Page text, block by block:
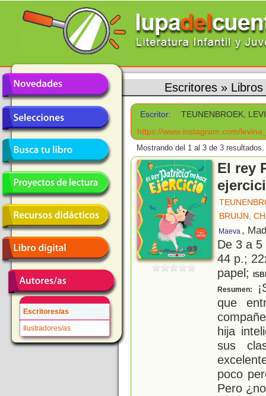
Escritores/as
Ilustradores/as
Escritores »
Escritor:
TEUNENBROEK,
https://www.instagram.com/
Mostrando del 1 al 3 de 3 resultados.
El rey
BRUIJN,
Maeva ,
De 3 a
44 p.;
papel;
Resumen:
que
hija
sus
poco
Pero